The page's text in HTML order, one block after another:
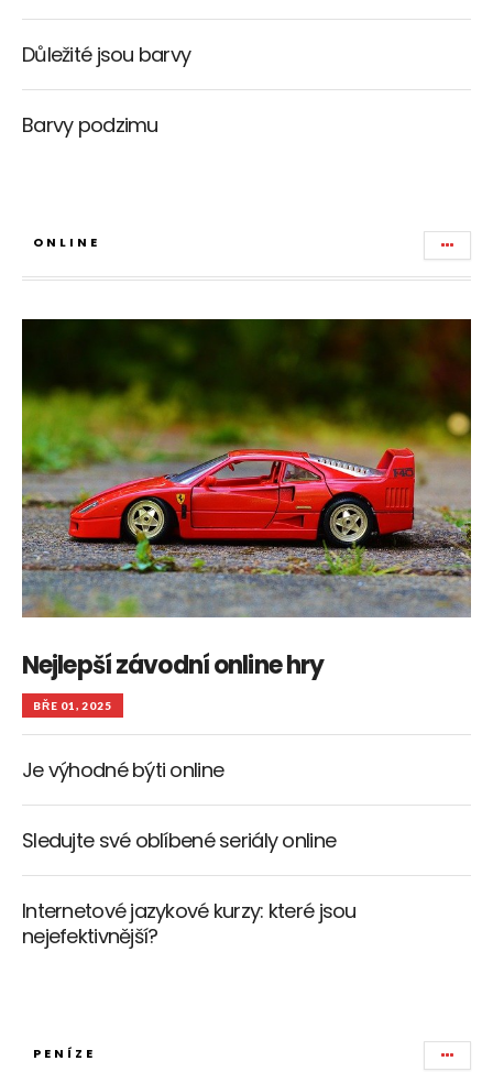
Důležité jsou barvy
Barvy podzimu
ONLINE
Nejlepší závodní online hry
BŘE 01, 2025
Je výhodné býti online
Sledujte své oblíbené seriály online
Internetové jazykové kurzy: které jsou
nejefektivnější?
PENÍZE